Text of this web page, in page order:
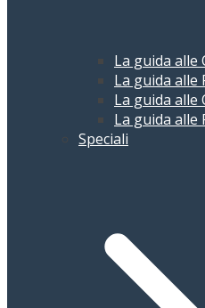
La guida alle
La guida alle
La guida alle
La guida alle
Speciali